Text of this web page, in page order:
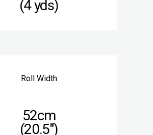
(4 yds)
Roll Width
52cm
(20.5″)